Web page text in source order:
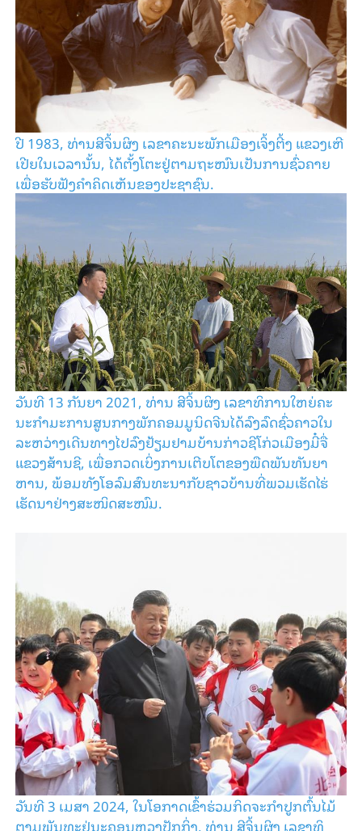
ປີ 1983, ທ່ານ​ສີ​ຈິ້ນ​ຜິງ ເລ​ຂາຄະ​ນະ​ພັກ​ເມືອງ​ເຈິ້ງ​ຕີ້ງ ແຂວງ​ເຫີ​
ເປີຍ​ໃນ​ເວ​ລາ​ນັ້ນ, ໄດ້​ຕັ້ງ​ໂຕະ​ຢູ່​ຕາມ​ຖະ​ໜົນ​ເປັນ​ການ​ຊົ່ວ​ຄາຍ​
ເພື່ອ​ຮັບ​ຟັງຄຳ​ຄິດ​ເຫັນ​ຂອງ​ປະ​ຊາ​ຊົນ.
ວັນ​ທີ 13 ກັນ​ຍາ 2021, ທ່ານ​ ສີ​ຈິ້ນ​ຜິງ ເລ​ຂາ​ທິ​ການ​ໃຫຍ່​ຄະ​
ນະ​ກຳ​ມະ​ການ​ສູນ​ກາງ​ພັກ​ຄອມ​ມູ​ນິດ​ຈີນ​ໄດ້​ລົງ​​ລົດ​ຊົ່ວ​ຄາວ​ໃນ​
ລະ​ຫວ່າງ​ເດີນ​ທາງ​ໄປ​ລົງຢ້ຽມ​ຢາມ​ບ້ານ​ກ່າວ​ຊີ​ໂກ່ວ​ເມືອງ​ມີ໋​​ຈື່​
ແຂວງ​ສ້ານ​ຊີ, ເພື່ອ​ກວດ​ເບິ່ງ​ການ​ເຕີບ​ໂຕ​ຂອງ​ພືດ​ພັນ​ທັນ​ຍາ​
ຫານ, ພ້ອມ​ທັງ​ໂອ​ລົມ​ສົນ​ທະ​ນາກັບ​ຊາວ​ບ້ານ​ທີ່​ພວມ​ເຮັດ​ໄຮ່​​
ເຮັດນາ​ຢ່າງ​ສະ​ໜິດ​ສະ​ໜົມ.
ວັນ​ທີ 3 ເມ​ສາ 2024, ໃນ​ໂອ​ກາດ​ເຂົ້າ​ຮ່ວມ​ກິດ​ຈະ​ກຳ​ປູກ​ຕົ້ນ​ໄມ້​
ຕາມ​ພັນ​ທະ​ຢູ່​ນະ​ຄອນ​ຫຼວງ​ປັກ​ກິ່ງ, ທ່ານ ສີ​ຈິ້ນ​ຜິງ ເລ​ຂາ​ທິ​